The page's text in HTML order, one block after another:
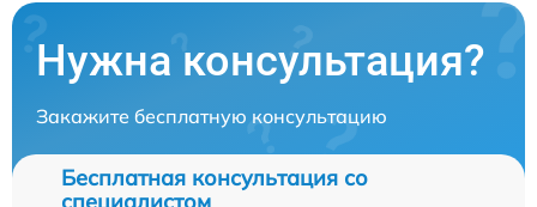
Нужна консультация?
Закажите бесплатную консультацию
Бесплатная консультация со
специалистом